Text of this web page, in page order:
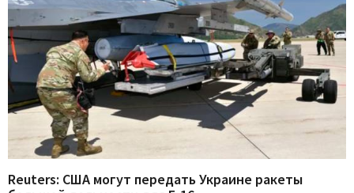
Reuters: США могут передать Украине ракеты